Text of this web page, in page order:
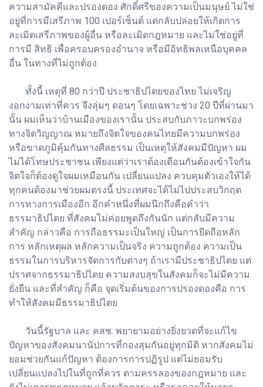
ความสามัคคีและปรองดอง ศักดิ์ศรีของความเป็นมนุษย์ ไม่ใช่
อยู่ที่การมีเสรีภาพ 100 เปอร์เซ็นต์ แต่กลับปล่อยให้เกิดการ
ละเมิดเสรีภาพของผู้อื่น หรือละเมิดกฎหมาย และไม่ใช่อยู่ที่
การมี สิทธิ เพื่อครอบครองอำนาจ หรือมีอิทธิพลเหนือบุคคล
อื่น ในทางที่ไม่ถูกต้อง
ทั้งนี้ เหตุที่ 80 กว่าปี ประชาธิปไตยของไทย ไม่เจริญ
งอกงามเท่าที่ควร จึงลุ่มๆ ดอนๆ โดยเฉพาะช่วง 20 ปีที่ผ่านมา
นั้น ผมเห็นว่าบ้านเมืองของเรานั้น ประสบกับภาวะบกพร่อง
ทางจิตวิญญาณ หมายถึงจิตใจของคนไทยมีความบกพร่อง
หรือขาดภูมิคุ้มกันทางศีลธรรม เป็นเหตุให้สังคมมีปัญหา ผม
ไม่ได้โทษประชาชน เพียงแต่ว่าเราต้องเตือนกันต้องเข้าใจกัน
จิตใจก็ต้องดูใจผมเหมือนกัน เปลี่ยนแปลง ควบคุมตัวเองให้ได้
ทุกคนต้องมาช่วยผมตรงนี้ ประเทศจะได้ไม่ไปประสบวิกฤต
การทางการเมืองอีก อีกคำหนึ่งที่ผมนึกถึงคือคำว่า
ธรรมาธิปไตย ที่สังคมไม่ค่อยพูดถึงกันนัก แต่กลับมีความ
สำคัญ กล่าวคือ การถือธรรมะเป็นใหญ่ เป็นการยึดถือหลัก
การ หลักเหตุผล หลักความเป็นจริง ความถูกต้อง ความเป็น
ธรรมในการบริหารจัดการกับต่างๆ ถ้าเรามีประชาธิปไตย แต่
ปราศจากธรรมาธิปไตย ความสงบสุขในสังคมก็จะไม่มีความ
ยั่งยืน และที่สำคัญ ก็คือ จุดเริ่มต้นของการปรองดองคือ การ
ทำให้สังคมมีธรรมาธิปไตย
วันนี้รัฐบาล และ คสช. พยายามอย่างยิ่งยวดที่จะแก้ไข
ปัญหาของสังคมนานัปการที่กองสุมกันอยู่ทุกมิติ หากสังคมไม่
ยอมช่วยกันแก้ปัญหา ต้องการการปฏิรูป แต่ไม่ยอมรับ
เปลี่ยนแปลงไปในที่ถูกที่ควร ตามครรลองของกฎหมาย และ